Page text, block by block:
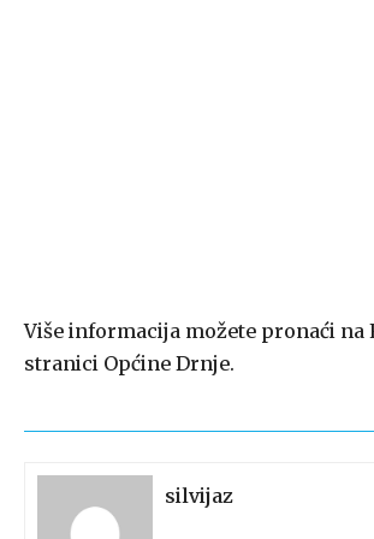
Više informacija možete pronaći na
stranici Općine Drnje.
silvijaz